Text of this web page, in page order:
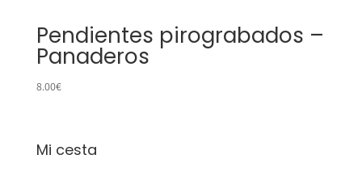
Pendientes pirograbados –
Panaderos
8.00€
Mi cesta